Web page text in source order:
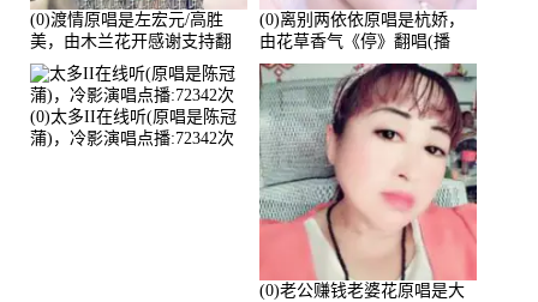
(0)渡情原唱是左宏元/高胜
美，由木兰花开感谢支持翻
唱(播放:82339)
(0)离别两依依原唱是杭娇，
由花草香气《停》翻唱(播
放:81215)
(0)太多II在线听(原唱是陈冠
蒲)，冷影演唱点播:72342次
(0)老公赚钱老婆花原唱是大